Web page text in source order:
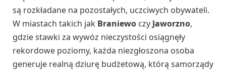
są rozkładane na pozostałych, uczciwych obywateli.
W miastach takich jak Braniewo czy Jaworzno,
gdzie stawki za wywóz nieczystości osiągnęły
rekordowe poziomy, każda niezgłoszona osoba
generuje realną dziurę budżetową, którą samorządy